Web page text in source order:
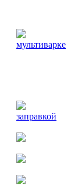
мультиварке
заправкой